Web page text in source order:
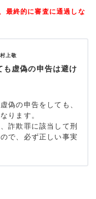
最終的に審査に通過しな
村上敬
虚偽の申告は避け
偽の申告をしても、
ります。
詐欺罪に該当して刑
で、必ず正しい事実